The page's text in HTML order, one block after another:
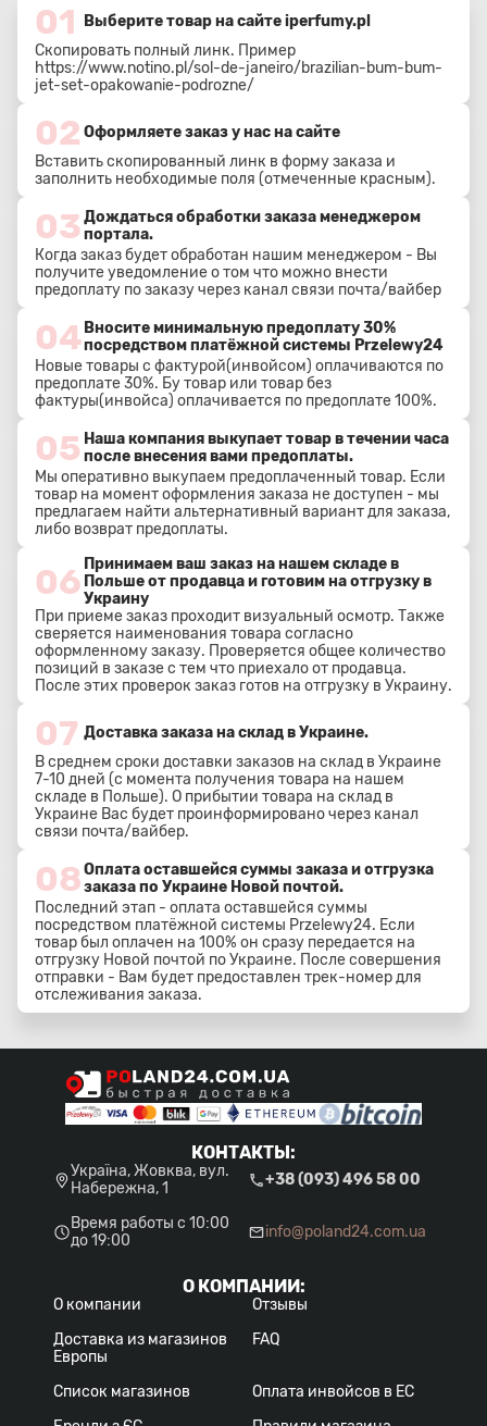
01
Выберите товар на сайте iperfumy.pl
Скопировать полный линк. Пример
https://www.notino.pl/sol-de-janeiro/brazilian-bum-bum-
jet-set-opakowanie-podrozne/
02 Оформляете заказ у нас на сайте
Вставить скопированный линк в форму заказа и
заполнить необходимые поля (отмеченные красным).
03Дождаться обработки заказа менеджером
портала.
Когда заказ будет обработан нашим менеджером - Вы
получите уведомление о том что можно внести
предоплату по заказу через канал связи почта/вайбер
04 Вносите минимальную предоплату 30%
посредством платёжной системы Przelewy24
Новые товары с фактурой(инвойсом) оплачиваются по
предоплате 30%. Бу товар или товар без
фактуры(инвойса) оплачивается по предоплате 100%.
05 Наша компания выкупает товар в течении часа
после внесения вами предоплаты.
Мы оперативно выкупаем предоплаченный товар. Если
товар на момент оформления заказа не доступен - мы
предлагаем найти альтернативный вариант для заказа,
либо возврат предоплаты.
06 Принимаем ваш заказ на нашем складе в
Польше от продавца и готовим на отгрузку в
Украину
При приеме заказ проходит визуальный осмотр. Также
сверяется наименования товара согласно
оформленному заказу. Проверяется общее количество
позиций в заказе с тем что приехало от продавца.
После этих проверок заказ готов на отгрузку в Украину.
07 Доставка заказа на склад в Украине.
В среднем сроки доставки заказов на склад в Украине
7-10 дней (с момента получения товара на нашем
складе в Польше). О прибытии товара на склад в
Украине Вас будет проинформировано через канал
связи почта/вайбер.
08Оплата оставшейся суммы заказа и отгрузка
заказа по Украине Новой почтой.
Последний этап - оплата оставшейся суммы
посредством платёжной системы Przelewy24. Если
товар был оплачен на 100% он сразу передается на
отгрузку Новой почтой по Украине. После совершения
отправки - Вам будет предоставлен трек-номер для
отслеживания заказа.
О КОМПАНИИ:
О компании
Доставка из магазинов
Европы
Список магазинов
Отзывы
FAQ
Оплата инвойсов в ЕС
КОНТАКТЫ:
Україна, Жовква, вул.
Набережна, 1
Время работы с 10:00
до 19:00
+38 (093) 496 58 00
info@poland24.com.ua